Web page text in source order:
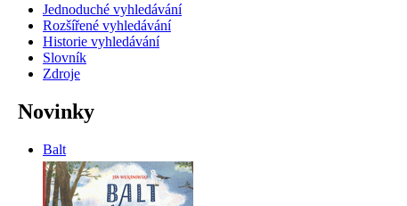
Jednoduché vyhledávání
Rozšířené vyhledávání
Historie vyhledávání
Slovník
Zdroje
Novinky
Balt